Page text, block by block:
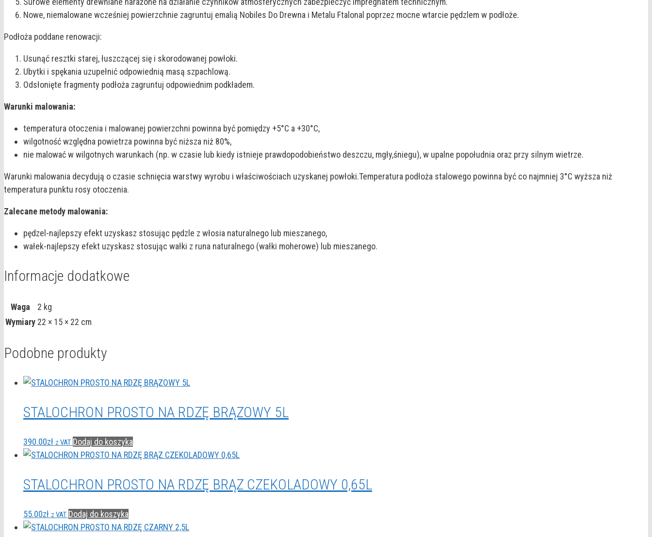
Nowe, niemalowane wcześniej powierzchnie zagruntuj emalią Nobiles Do Drewna i Metalu Ftalonal poprzez mocne wtarcie pędzlem w podłoże.
Podłoża poddane renowacji:
Usunąć resztki starej, łuszczącej się i skorodowanej powłoki.
Ubytki i spękania uzupełnić odpowiednią masą szpachlową.
Odsłonięte fragmenty podłoża zagruntuj odpowiednim podkładem.
Warunki malowania:
temperatura otoczenia i malowanej powierzchni powinna być pomiędzy +5°C a +30°C,
wilgotność względna powietrza powinna być niższa niż 80%,
nie malować w wilgotnych warunkach (np. w czasie lub kiedy istnieje prawdopodobieństwo deszczu, mgły,śniegu), w upalne popołudnia oraz przy silnym wietrze.
Warunki malowania decydują o czasie schnięcia warstwy wyrobu i właściwościach uzyskanej powłoki.Temperatura podłoża stalowego powinna być co najmniej 3°C wyższa niż
temperatura punktu rosy otoczenia.
Zalecane metody malowania:
pędzel-najlepszy efekt uzyskasz stosując pędzle z włosia naturalnego lub mieszanego,
wałek-najlepszy efekt uzyskasz stosując wałki z runa naturalnego (wałki moherowe) lub mieszanego.
Informacje dodatkowe
Waga
2 kg
Wymiary 22 × 15 × 22 cm
Podobne produkty
STALOCHRON PROSTO NA RDZĘ BRĄZOWY 5L
390.00zł z VAT Dodaj do koszyka
STALOCHRON PROSTO NA RDZĘ BRĄZ CZEKOLADOWY 0,65L
55.00zł z VAT Dodaj do koszyka